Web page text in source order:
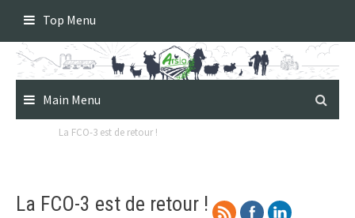
content
Top Menu
Main Menu
La FCO-3 est de retour !
La FCO-3 est de retour !